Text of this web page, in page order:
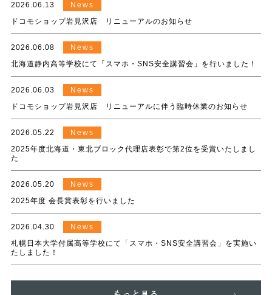
2026.06.13
News
ドコモショップ岩見沢店 リニューアルのお知らせ
2026.06.08
News
北海道静内高等学校にて「スマホ・SNS安全講習会」を行いました！
2026.06.03
News
ドコモショップ岩見沢店 リニューアルに伴う臨時休業のお知らせ
2026.05.22
News
2025年度北海道・東北ブロック代理店表彰で第2位を受賞いたしまし
た
2026.05.20
News
2025年度 会長賞表彰を行いました
2026.04.30
News
札幌日本大学付属高等学校にて「スマホ・SNS安全講習会」を実施い
たしました！